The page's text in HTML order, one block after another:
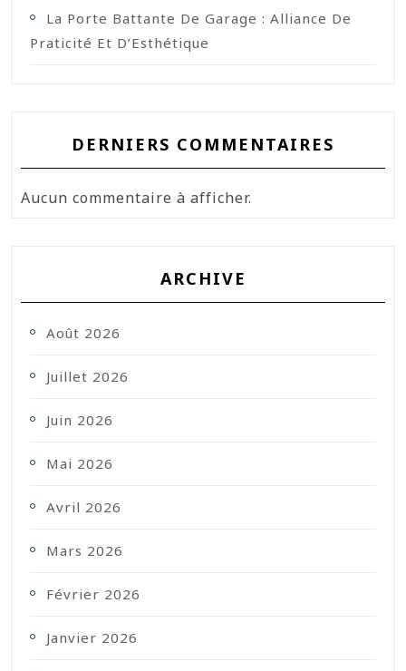
La Porte Battante De Garage : Alliance De
Praticité Et D’Esthétique
DERNIERS COMMENTAIRES
Aucun commentaire à afficher.
ARCHIVE
Août 2026
Juillet 2026
Juin 2026
Mai 2026
Avril 2026
Mars 2026
Février 2026
Janvier 2026